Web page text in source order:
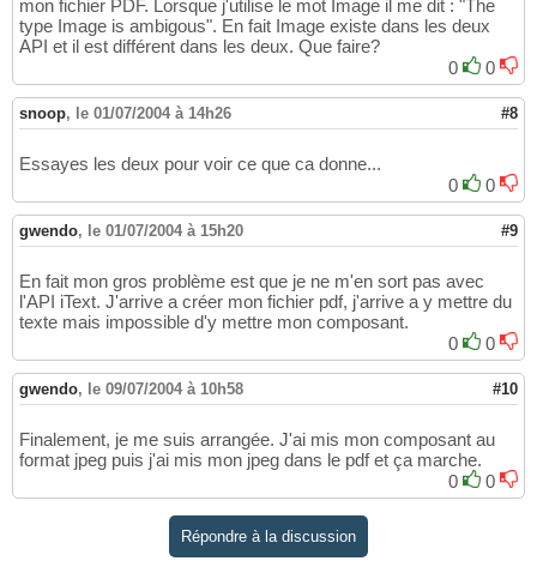
mon fichier PDF. Lorsque j'utilise le mot Image il me dit : "The
type Image is ambigous". En fait Image existe dans les deux
API et il est différent dans les deux. Que faire?
0
0
snoop, le 01/07/2004 à 14h26 #8
Essayes les deux pour voir ce que ca donne...
0
0
gwendo, le 01/07/2004 à 15h20 #9
En fait mon gros problème est que je ne m'en sort pas avec
l'API iText. J'arrive a créer mon fichier pdf, j'arrive a y mettre du
texte mais impossible d'y mettre mon composant.
0
0
gwendo, le 09/07/2004 à 10h58 #10
Finalement, je me suis arrangée. J'ai mis mon composant au
format jpeg puis j'ai mis mon jpeg dans le pdf et ça marche.
0
0
Répondre à la discussion